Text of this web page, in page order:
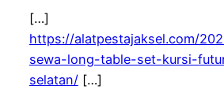
[…]
https://alatpestajaksel.com/
sewa-long-table-set-kursi-
selatan/[…]